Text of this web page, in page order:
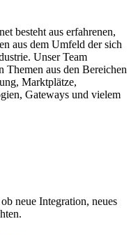
besteht aus erfahrenen,
aus dem Umfeld der sich
Unser Team
Themen aus den Bereichen
Marktplätze,
Gateways und vielem
neue Integration, neues